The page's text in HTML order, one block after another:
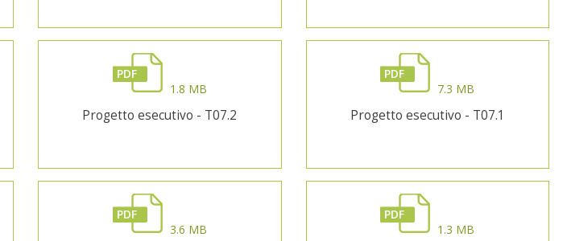
PDF
1.8 MB
Progetto esecutivo - T07.2
PDF
7.3 MB
Progetto esecutivo - T07.1
PDF
3.6 MB
PDF
1.3 MB